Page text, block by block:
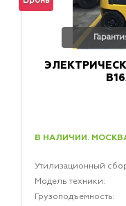
В НАЛИЧИИ.
Утилизационный
Модель техники:
Грузоподъемность: